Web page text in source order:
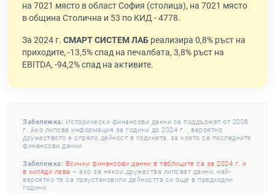
на 7021 място в област София (столица), на 7021 място
в община Столична и 53 по КИД - 4778.
За 2024 г. СМАРТ СИСТЕМ ЛАБ реализира 0,8% ръст на
приходите, -13,5% спад на печалбата, 3,8% ръст на
EBITDA, -94,2% спад на активите.
Забележка: Исторически финансови данни се поддържат от 2008
г. Ако липсва информация за години до 2024 г. , вероятно
дружеството е спряло дейност в годината, за която са последните
финансови данни.
Забележка: Всички финансови данни в таблиците са за 2024 г. и
в хиляди лева – ако за някои дружества липсват данни, най-
вероятно те са преустановили дейността си още в предходни
години.